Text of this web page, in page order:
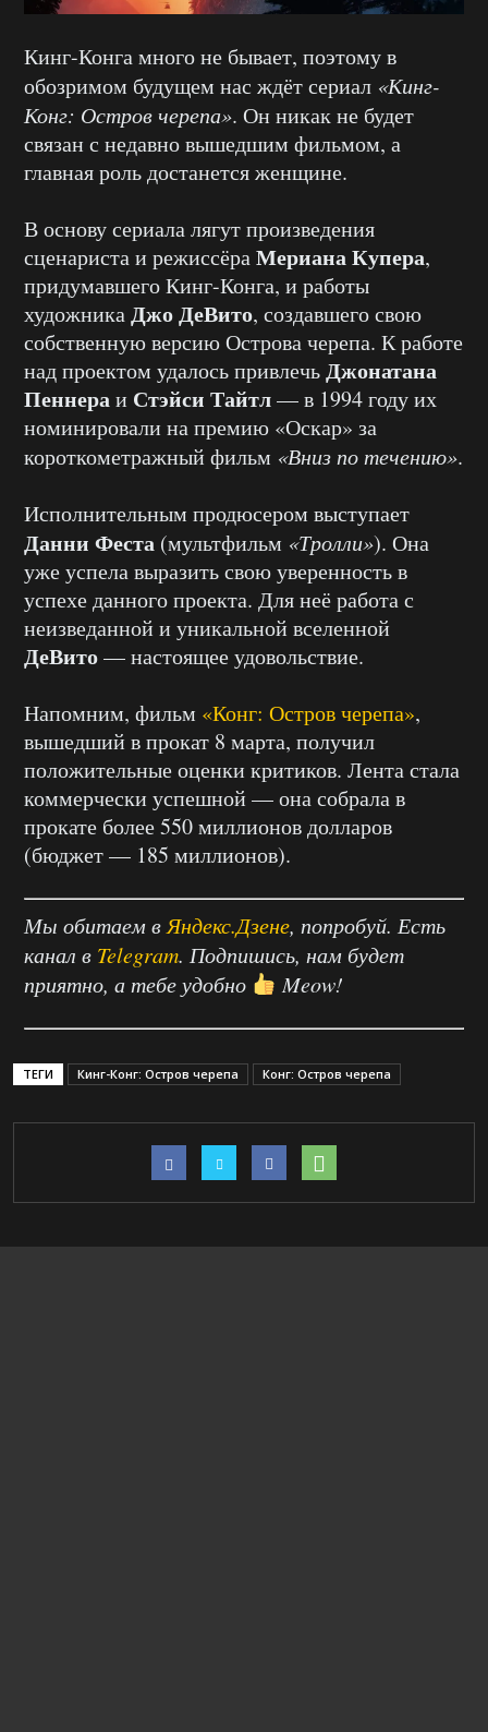
Кинг-Конга много не бывает, поэтому в
обозримом будущем нас ждёт сериал «Кинг-
Конг: Остров черепа». Он никак не будет
связан с недавно вышедшим фильмом, а
главная роль достанется женщине.
В основу сериала лягут произведения
сценариста и режиссёраМериана Купера,
придумавшего Кинг-Конга, и работы
художникаДжо ДеВито, создавшего свою
собственную версию Острова черепа. К работе
над проектом удалось привлечьДжонатана
Пеннераи Стэйси Тайтл— в 1994 году их
номинировали на премию «Оскар» за
короткометражный фильм «Вниз по течению».
Исполнительным продюсером выступает
Данни Феста (мультфильм «Тролли»). Она
уже успела выразить свою уверенность в
успехе данного проекта. Для неё работа с
неизведанной и уникальной вселенной
ДеВито— настоящее удовольствие.
Напомним, фильм «Конг: Остров черепа»,
вышедший в прокат 8 марта, получил
положительные оценки критиков. Лента стала
коммерчески успешной — она собрала в
прокате более 550 миллионов долларов
(бюджет — 185 миллионов).
Мы обитаем в Яндекс.Дзене, попробуй. Есть
канал в Telegram. Подпишись, нам будет
приятно, а тебе удобно
Meow!
ТЕГИ Кинг-Конг: Остров черепа Конг: Остров черепа